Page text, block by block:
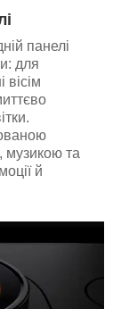
панелі
для
вісім
музикою та
й